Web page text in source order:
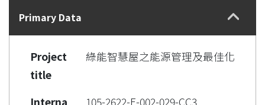
Statistics
Primary Data
Project
title
綠能智慧屋之能源管理及最佳化
Interna
105-2622-E-002-029-CC3